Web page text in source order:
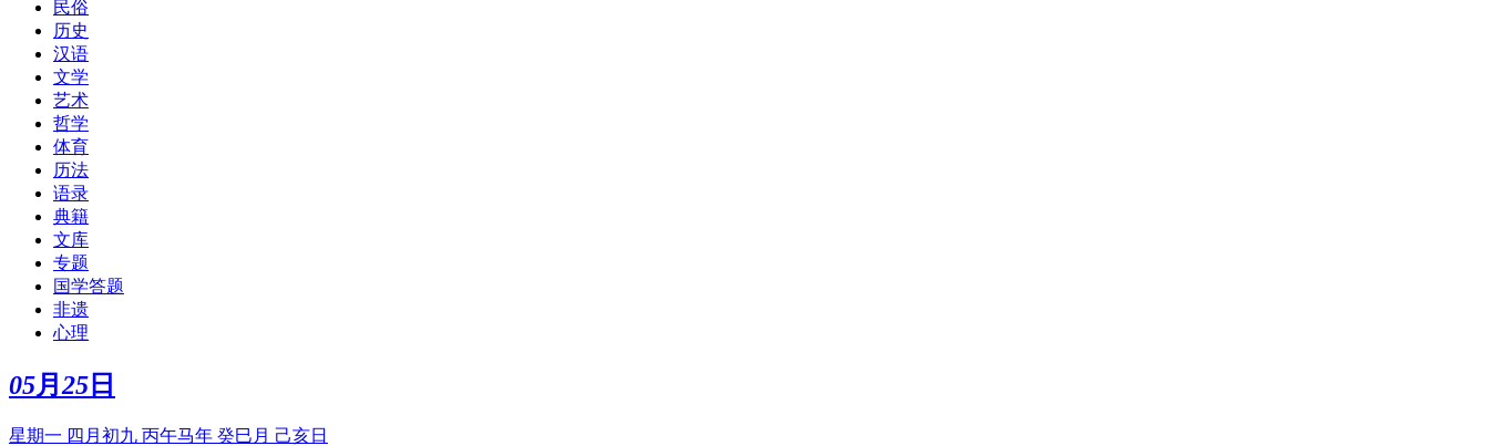
民俗
历史
汉语
文学
艺术
哲学
体育
历法
语录
典籍
文库
专题
国学答题
非遗
心理
05月 25 日
星期一 四月初九 丙午马年 癸巳月 己亥日